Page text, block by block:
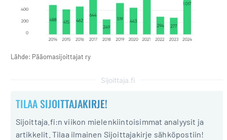
Lähde: Pääomasijoittajat ry
Sijoittaja.fi
TILAA SIJOITTAJAKIRJE!
Sijoittaja.fi:n viikon mielenkiintoisimmat analyysit ja
artikkelit. Tilaa ilmainen Sijoittajakirje sähköpostiin!